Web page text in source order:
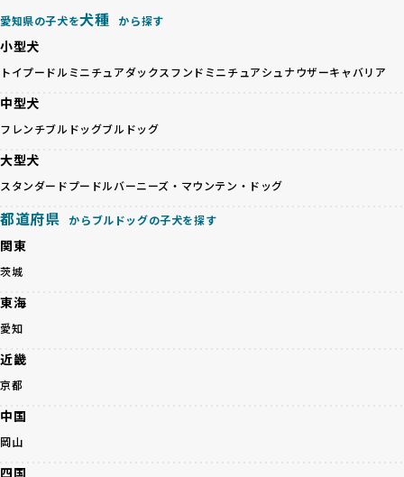
さらに、売上の一部を保護団体や保護団体を支援する公益法
人へ寄付しています。多くのペット販売業者が、動物福祉へ
の取り組みが不十分であることを理由に寄付を断られる中、
BreederFamiliesはその姿勢が評価され、寄付が実現してい
護活動の支援にも貢献しています。
BreederFamiliesのこうした取り組みは、目の前の子犬だけ
な一歩です。ユーザーの皆さんがBreederFamiliesを通じて
子犬をお迎えすることで、こうした社会貢献活動を間接的に
BreederFamiliesに登録されているブリーダーは、子犬が心
身ともに健康に育つための環境づくりに全力を注いでいま
す。
遺伝的なリスクを最小限に抑えた繁殖計画、栄養バランスが
考えられた食事、子犬がのびのびと動ける適度な運動環境、
さらに獣医師と連携した健康管理まで徹底しています。
その結果、BreederFamiliesを通じてお迎えする子犬は、元
気で健康なスタートを切れることが大きな魅力です。
子犬の社会性は、家庭でのしつけをスムーズにする重要なポ
イントです。BreederFamiliesのブリーダーは、母犬や兄弟
犬、人との触れ合いの時間をしっかり確保し、子犬が自然に
コミュニケーション能力を身につけられるよう育てていま
す。
くありません。極小サイズは骨や心臓に負担がかかりやす
く、レアカラーには遺伝疾患のリスクが高まることがありま
営利優先ブリーダーは、このような流行や需要に応じて無理
な繁殖を行いがちです。小柄な母犬を繁殖に多用して体に負
担をかけたり、子犬を小さく見せるために食事を減らすな
ど、健康を犠牲にした管理がされることもあります。このよ
うな方法では、ワンちゃんの免疫力や体力が低下し、飼い主
にとっても将来的な医療費やケアの負担が増える恐れがあり
ます。
優良ブリーダーは、こうした流行に流されず、ワンちゃんの
カラーの子犬を販売する場合は、健康リスクを十分に理解
し、飼い主にそのリスクについて丁寧に説明しています。食
ワンちゃんの健康を第一にした繁殖を心がけています。
「見た目以上に健康重視」の詳細はこちら
引退犬とは、繁殖期を終えたワンちゃんたちのことを指しま
す。
を願っています。よって、引退後も自宅で飼育を続けるか、
信頼できる相手に譲渡するなど、ワンちゃんが幸せに暮らせ
愛知県の子犬を犬種 から探す
小型犬
トイプードル ミニチュアダックスフンド ミニチュアシュナウザーキャバリア
中型犬
フレンチブルドッグブルドッグ
大型犬
スタンダードプードルバーニーズ・マウンテン・ドッグ
都道府県 からブルドッグの子犬を探す
関東
茨城
東海
愛知
近畿
京都
中国
岡山
四国